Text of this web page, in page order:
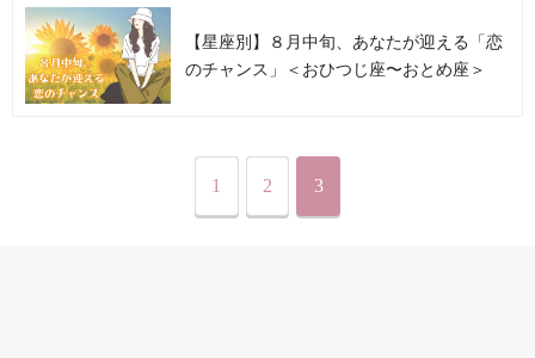
【星座別】８月中旬、あなたが迎える「恋
のチャンス」＜おひつじ座〜おとめ座＞
1 2 3